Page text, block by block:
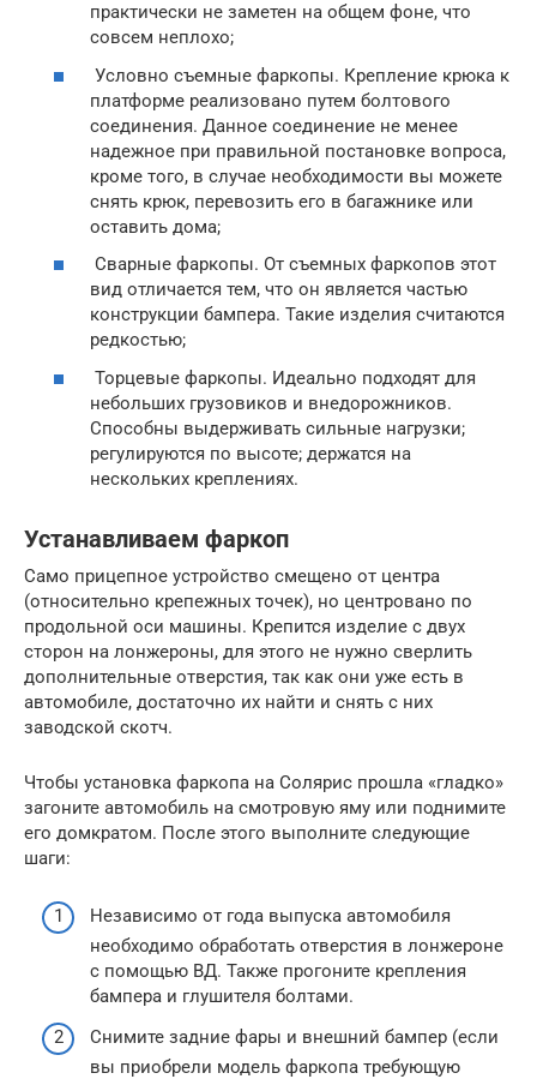
практически не заметен на общем фоне, что
совсем неплохо;
Условно съемные фаркопы. Крепление крюка к
платформе реализовано путем болтового
соединения. Данное соединение не менее
надежное при правильной постановке вопроса,
кроме того, в случае необходимости вы можете
снять крюк, перевозить его в багажнике или
оставить дома;
Сварные фаркопы. От съемных фаркопов этот
вид отличается тем, что он является частью
конструкции бампера. Такие изделия считаются
редкостью;
Торцевые фаркопы. Идеально подходят для
небольших грузовиков и внедорожников.
Способны выдерживать сильные нагрузки;
регулируются по высоте; держатся на
нескольких креплениях.
Устанавливаем фаркоп
Само прицепное устройство смещено от центра
(относительно крепежных точек), но центровано по
продольной оси машины. Крепится изделие с двух
сторон на лонжероны, для этого не нужно сверлить
дополнительные отверстия, так как они уже есть в
автомобиле, достаточно их найти и снять с них
заводской скотч.
Чтобы установка фаркопа на Солярис прошла «гладко»
загоните автомобиль на смотровую яму или поднимите
его домкратом. После этого выполните следующие
шаги:
Независимо от года выпуска автомобиля
необходимо обработать отверстия в лонжероне
с помощью ВД. Также прогоните крепления
бампера и глушителя болтами.
Снимите задние фары и внешний бампер (если
вы приобрели модель фаркопа требующую